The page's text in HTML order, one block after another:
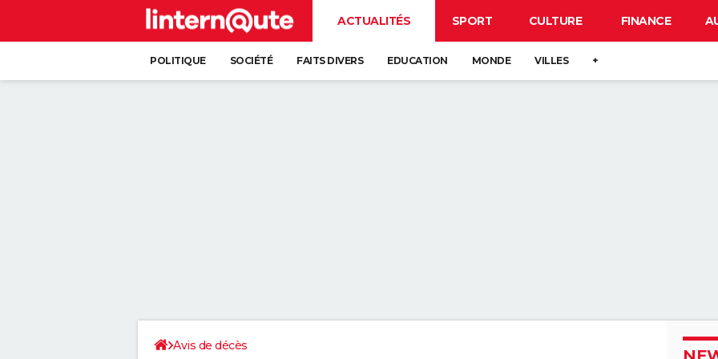
ACTUALITÉS SPORT CULTURE FINANCE
POLITIQUE SOCIÉTÉ FAITS DIVERS EDUCATION MONDE VILLES +
Avis de décès